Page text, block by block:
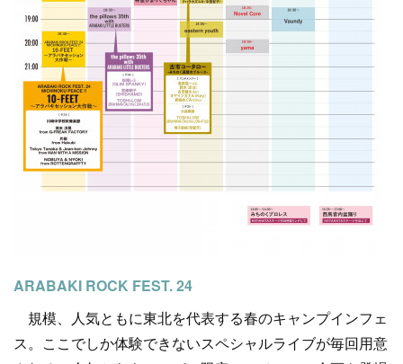
ARABAKI ROCK FEST. 24
規模、人気ともに東北を代表する春のキャンプインフェ
ス。ここでしか体験できないスペシャルライブが毎回用意